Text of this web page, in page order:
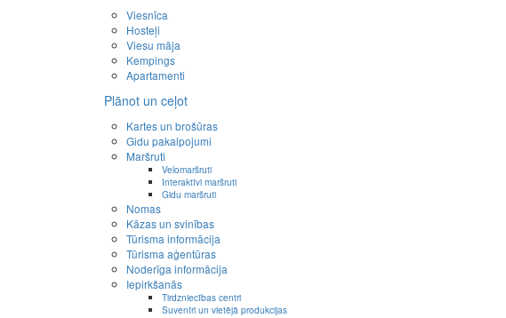
Viesnīca
Hosteļi
Viesu māja
Kempings
Apartamenti
Plānot un ceļot
Kartes un brošūras
Gidu pakalpojumi
Maršruti
Velomaršruti
Interaktīvi maršruti
Gidu maršruti
Nomas
Kāzas un svinības
Tūrisma informācija
Tūrisma aģentūras
Noderīga informācija
Iepirkšanās
Tirdzniecības centri
Suvenīri un vietējā produkcijas